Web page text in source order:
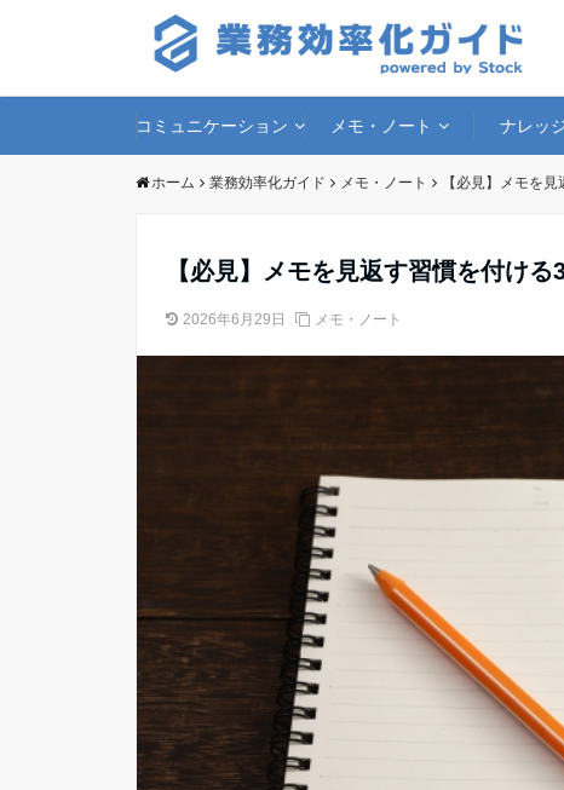
コミュニケーション メモ・ノート ナレッ
ホーム 業務効率化ガイド メモ・ノート 【必見】メモを
【必見】メモを見返す習慣を付ける
2026年6月29日 メモ・ノート